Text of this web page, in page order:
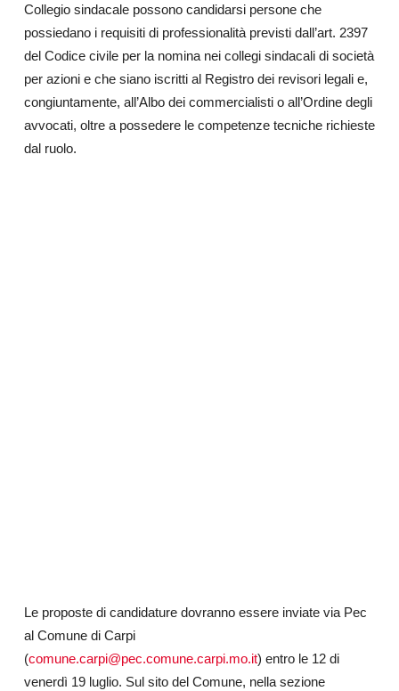
Collegio sindacale possono candidarsi persone che
possiedano i requisiti di professionalità previsti dall’art. 2397
del Codice civile per la nomina nei collegi sindacali di società
per azioni e che siano iscritti al Registro dei revisori legali e,
congiuntamente, all’Albo dei commercialisti o all’Ordine degli
avvocati, oltre a possedere le competenze tecniche richieste
dal ruolo.
Le proposte di candidature dovranno essere inviate via Pec
al Comune di Carpi
(comune.carpi@pec.comune.carpi.mo.it) entro le 12 di
venerdì 19 luglio. Sul sito del Comune, nella sezione